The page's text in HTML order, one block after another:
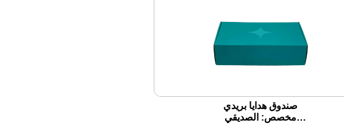
صندوق هدايا بريدي
مخصص: الصديقي